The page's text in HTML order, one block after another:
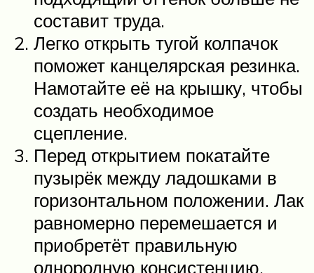
составит труда.
Легко открыть тугой колпачок
поможет канцелярская резинка.
Намотайте её на крышку, чтобы
создать необходимое
сцепление.
Перед открытием покатайте
пузырёк между ладошками в
горизонтальном положении. Лак
равномерно перемешается и
приобретёт правильную
однородную консистенцию.